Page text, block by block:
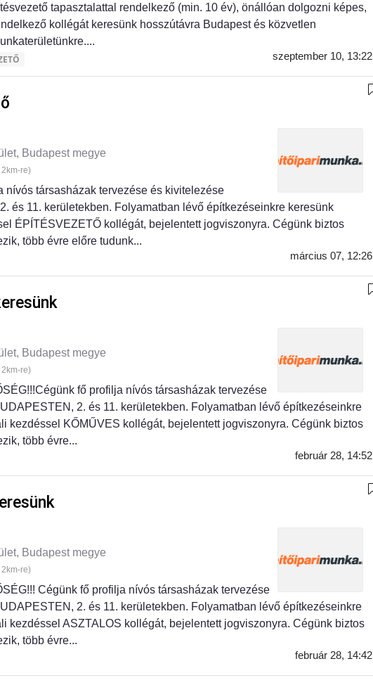
tapasztalattal rendelkező (min. 10 év), önállóan dolgozni képes,
kollégát keresünk hosszútávra Budapest és közvetlen
szeptember 10, 13:22
Budapest megye
re)
nívós társasházak tervezése és kivitelezése
és 11. kerületekben. Folyamatban lévő építkezéseinkre keresünk
ÉPÍTÉSVEZETŐ kollégát, bejelentett jogviszonyra. Cégünk biztos
több évre előre tudunk...
március 07, 12:26
Budapest megye
re)
fő profilja nívós társasházak tervezése
2. és 11. kerületekben. Folyamatban lévő építkezéseinkre
kezdéssel KŐMŰVES kollégát, bejelentett jogviszonyra. Cégünk biztos
több évre...
február 28, 14:52
Budapest megye
re)
Cégünk fő profilja nívós társasházak tervezése
2. és 11. kerületekben. Folyamatban lévő építkezéseinkre
kezdéssel ASZTALOS kollégát, bejelentett jogviszonyra. Cégünk biztos
több évre...
február 28, 14:42